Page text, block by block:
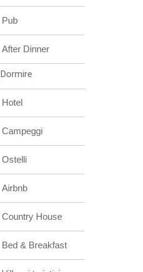
Pub
After Dinner
Dormire
Hotel
Campeggi
Ostelli
Airbnb
Country House
Bed & Breakfast